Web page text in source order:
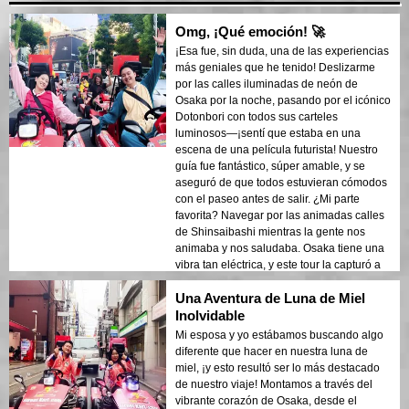
Omg, ¡Qué emoción! 🚀
¡Esa fue, sin duda, una de las experiencias
más geniales que he tenido! Deslizarme
por las calles iluminadas de neón de
Osaka por la noche, pasando por el icónico
Dotonbori con todos sus carteles
luminosos—¡sentí que estaba en una
escena de una película futurista! Nuestro
guía fue fantástico, súper amable, y se
aseguró de que todos estuvieran cómodos
con el paseo antes de salir. ¿Mi parte
favorita? Navegar por las animadas calles
de Shinsaibashi mientras la gente nos
animaba y nos saludaba. Osaka tiene una
vibra tan eléctrica, y este tour la capturó a
la perfección. Lo recomiendo mucho si
quieres ver la ciudad desde una
perspectiva completamente nueva. ¡No
puedo esperar para hacerlo de nuevo! 🎉
Una Aventura de Luna de Miel
Inolvidable
Mi esposa y yo estábamos buscando algo
diferente que hacer en nuestra luna de
miel, ¡y esto resultó ser lo más destacado
de nuestro viaje! Montamos a través del
vibrante corazón de Osaka, desde el